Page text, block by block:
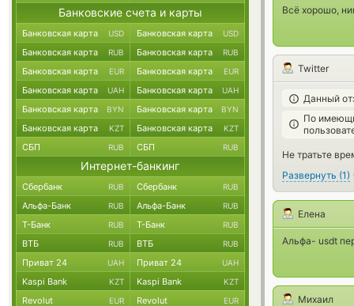
Всё хорошо,
Twitter
Данный
По
Не тратьте
Развернуть (1)
Елена
Альфа- usdt
Михаил
Банковские счета и карты
Банковская карта USD Банковская карта USD
Банковская карта RUB Банковская карта RUB
Банковская карта EUR Банковская карта EUR
Банковская карта UAH Банковская карта UAH
Банковская карта BYN Банковская карта BYN
Банковская карта KZT Банковская карта KZT
СБП RUB СБП RUB
Интернет-банкинг
Сбербанк RUB Сбербанк RUB
Альфа-Банк RUB Альфа-Банк RUB
Т-Банк RUB Т-Банк RUB
ВТБ RUB ВТБ RUB
Приват 24 UAH Приват 24 UAH
Kaspi Bank KZT Kaspi Bank KZT
Revolut EUR Revolut EUR